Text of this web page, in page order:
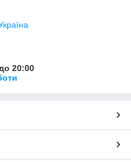
20:00